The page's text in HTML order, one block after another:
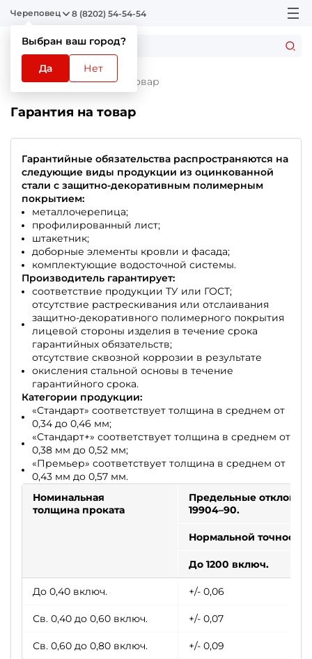
Череповец
Выбран ваш город?
Да Нет
8 (8202) 54-54-54
Главная Гарантия на товар
Гарантия на товар
Гарантийные обязательства распространяются на
следующие виды продукции из оцинкованной
стали с защитно-декоративным полимерным
покрытием:
металлочерепица;
профилированный лист;
штакетник;
доборные элементы кровли и фасада;
комплектующие водосточной системы.
Производитель гарантирует:
соответствие продукции ТУ или ГОСТ;
отсутствие растрескивания или отслаивания
защитно-декоративного полимерного покрытия
лицевой стороны изделия в течение срока
гарантийных обязательств;
отсутствие сквозной коррозии в результате
окисления стальной основы в течение
гарантийного срока.
Категории продукции:
«Стандарт» соответствует толщина в среднем от
0,34 до 0,46 мм;
«Стандарт+» соответствует толщина в среднем от
0,38 мм до 0,52 мм;
«Премьер» соответствует толщина в среднем от
0,43 мм до 0,57 мм.
Номинальная
толщина проката
Предельные
19904–90.
Нормальной точности
До 1200 включ.
До 0,40 включ. +/- 0,06
Св. 0,40 до 0,60 включ. +/- 0,07
Св. 0,60 до 0,80 включ.
+/- 0,09